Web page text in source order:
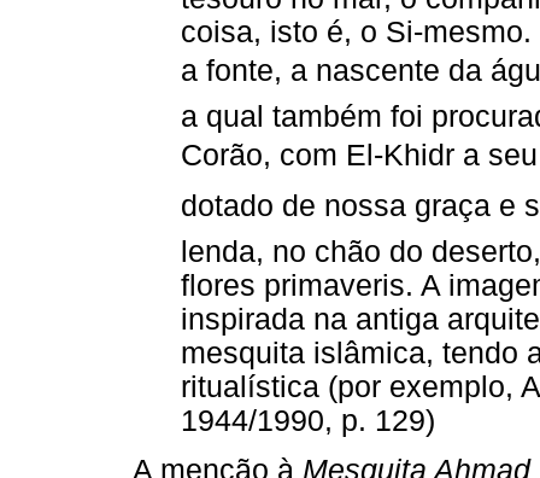
coisa, isto é, o Si-
a fonte, a nascente da
a qual também foi
Corão, com El-Khidr a
dotado de nossa graça e
lenda, no chão do
flores primaveris. A
inspirada na antiga
mesquita islâmica, tendo
ritualística (por exemplo,
1944/1990, p. 129)
A menção à Mesquita Ahmad